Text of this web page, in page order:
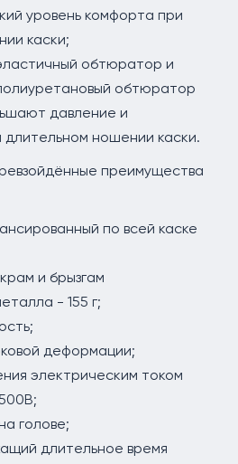
уровень комфорта при
каски;
обтюратор и
обтюратор
давление и
длительном ношении каски.
преимущества
по всей каске
и брызгам
- 155 г;
деформации;
электрическим током
голове;
длительное время